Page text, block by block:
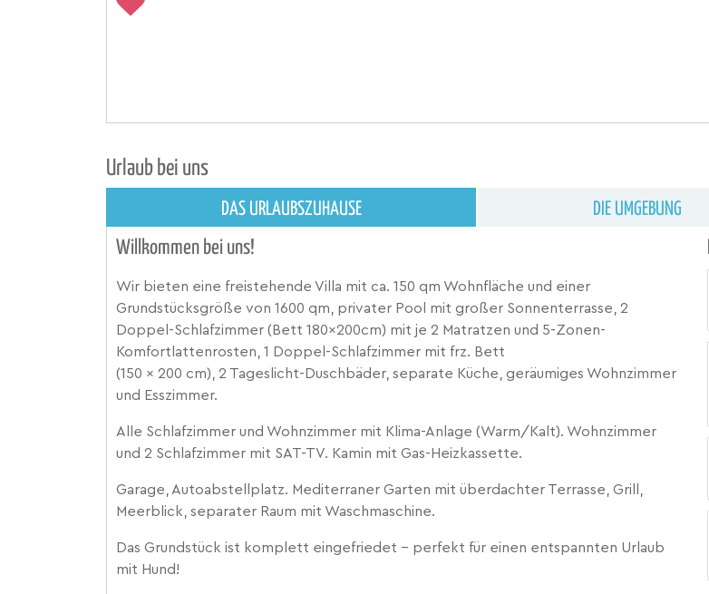
Urlaub bei uns
DAS URLAUBSZUHAUSE DIE UMGEBUNG
Willkommen bei uns!
Wir bieten eine freistehende Villa mit ca. 150 qm Wohnfläche und einer
Grundstücksgröße von 1600 qm, privater Pool mit großer Sonnenterrasse, 2
Doppel-Schlafzimmer (Bett 180x200cm) mit je 2 Matratzen und 5-Zonen-
Komfortlattenrosten, 1 Doppel-Schlafzimmer mit frz. Bett
(150 x 200 cm), 2 Tageslicht-Duschbäder, separate Küche, geräumiges Wohnzimmer
und Esszimmer.
Alle Schlafzimmer und Wohnzimmer mit Klima-Anlage (Warm/Kalt). Wohnzimmer
und 2 Schlafzimmer mit SAT-TV. Kamin mit Gas-Heizkassette.
Garage, Autoabstellplatz. Mediterraner Garten mit überdachter Terrasse, Grill,
Meerblick, separater Raum mit Waschmaschine.
Das Grundstück ist komplett eingefriedet - perfekt für einen entspannten Urlaub
mit Hund!